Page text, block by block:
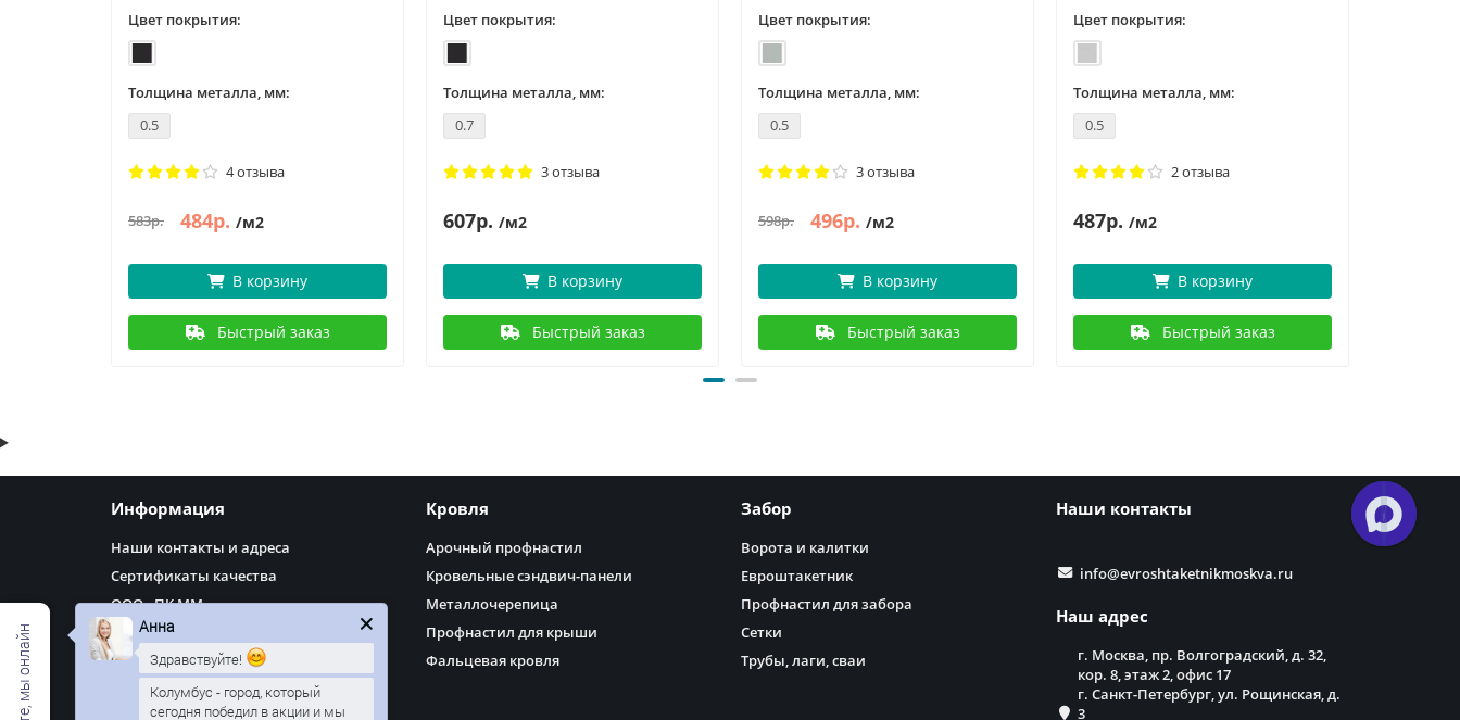
Цвет покрытия:
Толщина металла, мм:
0.5
4 отзыва
583р. 484р. /м2
В корзину
Быстрый заказ
Цвет покрытия:
Толщина металла, мм:
0.7
3 отзыва
607р. /м2
В корзину
Быстрый заказ
Цвет покрытия:
Толщина металла, мм:
0.5
3 отзыва
598р. 496р. /м2
В корзину
Быстрый заказ
Цвет покрытия:
Толщина металла, мм:
0.5
2 отзыва
487р. /м2
В корзину
Быстрый заказ
Информация
Наши контакты и адреса
Сертификаты качества
ООО «ПК ММ»
Доставка
Оплата
Политика Безопасности
Кровля
Арочный профнастил
Кровельные сэндвич-панели
Металлочерепица
Профнастил для крыши
Фальцевая кровля
Забор
Ворота и калитки
Евроштакетник
Профнастил для забора
Сетки
Трубы, лаги, сваи
Наши контакты
info@evroshtaketnikmoskva.ru
Наш адрес
г. Москва, пр. Волгоградский, д. 32,
кор. 8, этаж 2, офис 17
г. Санкт-Петербург, ул. Рощинская, д.
3
Анна
Здравствуйте!
Колумбус - город, который
сегодня победил в акции и мы